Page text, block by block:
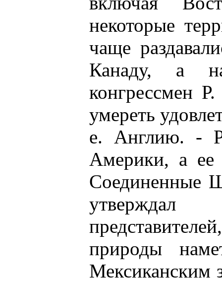
некоторые
чаще
Канаду, а
конгрессмен
умереть
е. Англию. -
Америки, а ее
Соединенные
природы
Мексиканским